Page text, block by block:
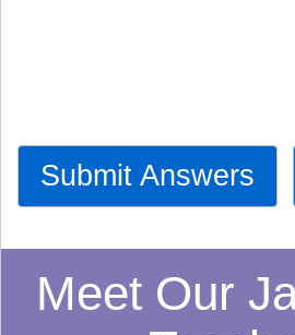
Submit Answers
Meet Our